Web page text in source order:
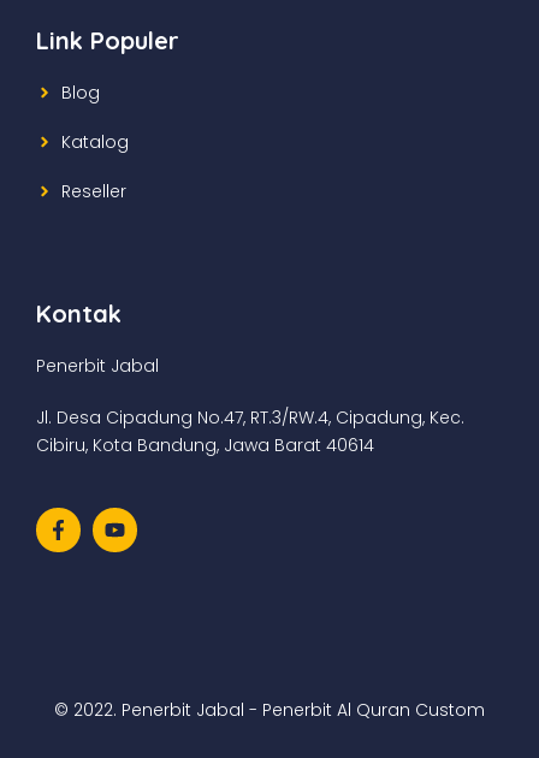
Link Populer
Blog
Katalog
Reseller
Kontak
Penerbit Jabal
Jl. Desa Cipadung No.47, RT.3/RW.4, Cipadung, Kec.
Cibiru, Kota Bandung, Jawa Barat 40614
© 2022. Penerbit Jabal - Penerbit Al Quran Custom